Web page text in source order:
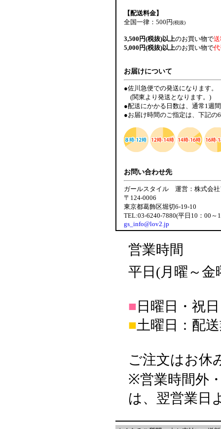
【配送料金】
全国一律：500円(税抜)
3,500円(税抜)以上のお買い物で
5,000円(税抜)以上のお買い物で
お届けについて
●佐川急便での発送になります。
(関東より発送となります。)
●配送にかかる日数は、通常1週
●お届け時間のご指定は、下記の
お問い合わせ先
ガールスタイル 運営：株式会社
〒124-0006
東京都葛飾区堀切6-19-10
TEL:03-6240-7880(平日10：00～
gs_info@lov2.jp
営業時間
平日(月曜～金
■ 日曜日・祝
■土曜日：配
ご注文はお休
※営業時間外
は、翌営業日